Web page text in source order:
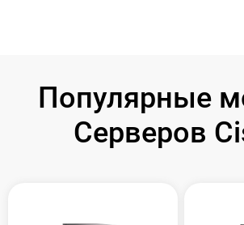
Популярные
Серверов